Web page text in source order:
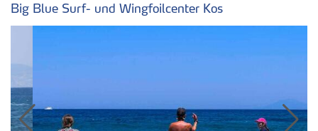
Big Blue Surf- und Wingfoilcenter Kos